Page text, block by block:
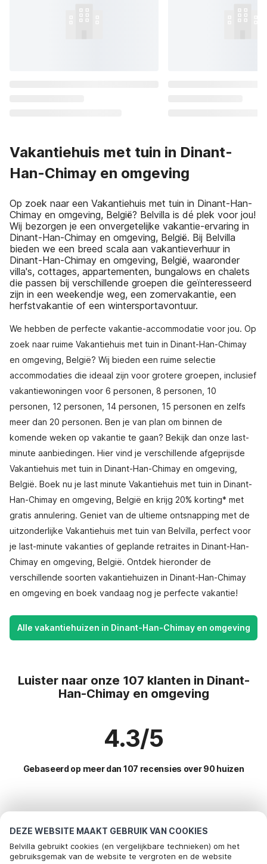
DEZE WEBSITE MAAKT GEBRUIK VAN COOKIES
Belvilla gebruikt cookies (en vergelijkbare technieken) om het
gebruiksgemak van de website te vergroten en de website
Vakantiehuis met tuin in Dinant-
Han-Chimay en omgeving
Op zoek naar een Vakantiehuis met tuin in Dinant-Han-
Chimay en omgeving, België? Belvilla is dé plek voor jou!
Wij bezorgen je een onvergetelijke vakantie-ervaring in
Dinant-Han-Chimay en omgeving, België. Bij Belvilla
bieden we een breed scala aan vakantieverhuur in
Dinant-Han-Chimay en omgeving, België, waaronder
villa's, cottages, appartementen, bungalows en chalets
die passen bij verschillende groepen die geïnteresseerd
zijn in een weekendje weg, een zomervakantie, een
herfstvakantie of een wintersportavontuur.
We hebben de perfecte vakantie-accommodatie voor jou. Op
zoek naar ruime Vakantiehuis met tuin in Dinant-Han-Chimay
en omgeving, België? Wij bieden een ruime selectie
accommodaties die ideaal zijn voor grotere groepen, inclusief
vakantiewoningen voor 6 personen, 8 personen, 10
personen, 12 personen, 14 personen, 15 personen en zelfs
meer dan 20 personen. Ben je van plan om binnen de
komende weken op vakantie te gaan? Bekijk dan onze last-
minute aanbiedingen. Hier vind je verschillende afgeprijsde
Vakantiehuis met tuin in Dinant-Han-Chimay en omgeving,
België. Boek nu je last minute Vakantiehuis met tuin in Dinant-
Han-Chimay en omgeving, België en krijg 20% korting* met
gratis annulering. Geniet van de ultieme ontsnapping met de
uitzonderlijke Vakantiehuis met tuin van Belvilla, perfect voor
je last-minute vakanties of geplande retraites in Dinant-Han-
Chimay en omgeving, België. Ontdek hieronder de
verschillende soorten vakantiehuizen in Dinant-Han-Chimay
en omgeving en boek vandaag nog je perfecte vakantie!
Alle vakantiehuizen in Dinant-Han-Chimay en omgeving
Luister naar onze 107 klanten in Dinant-
Han-Chimay en omgeving
4.3/5
Gebaseerd op meer dan 107 recensies over 90 huizen
vakantie
Populaire voorzieningen voor vakantie in Dinant-han-